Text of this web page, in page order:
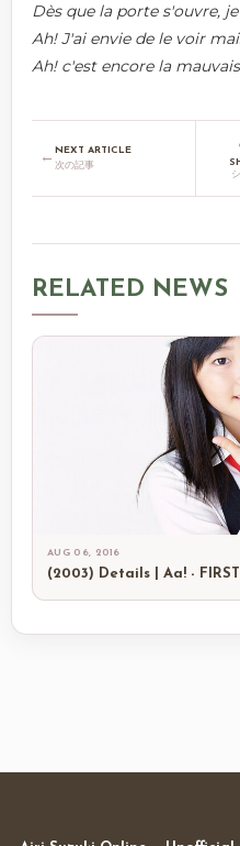
Dès que la porte s'ouvre,
Ah! J'ai envie de le voir
Ah! c'est encore la
← NEXT ARTICLE
次の記事
RELATED NEWS
AUG 06, 2016
(2003) Details | Aa! - FIRST